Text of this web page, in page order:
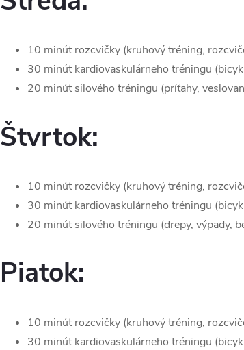
10 minút rozcvičky (kruhový tréning,
30 minút kardiovaskulárneho tréningu
20 minút silového tréningu (príťahy,
Štvrtok:
10 minút rozcvičky (kruhový tréning,
30 minút kardiovaskulárneho tréningu
20 minút silového tréningu (drepy, výpady,
Piatok:
10 minút rozcvičky (kruhový tréning,
30 minút kardiovaskulárneho tréningu